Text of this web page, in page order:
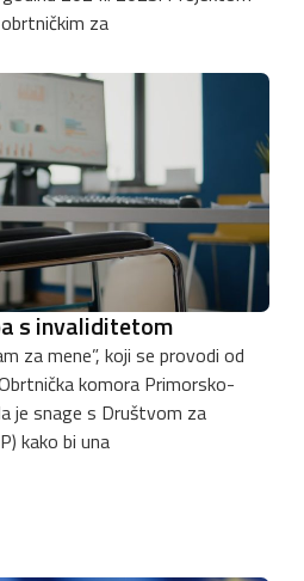
za
s invaliditetom
za mene”, koji se provodi od
komora Primorsko-
je snage s Društvom za
kako bi una